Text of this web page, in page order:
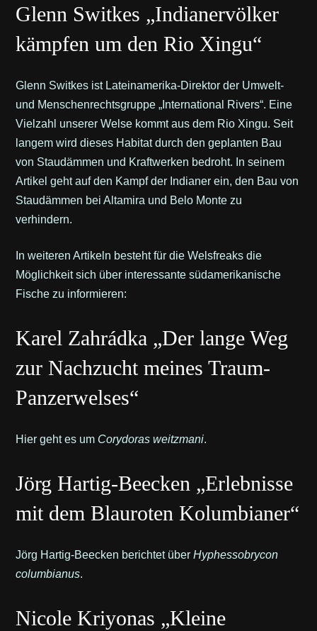
Glenn Switkes „Indianervölker
kämpfen um den Rio Xingu“
Glenn Switkes ist Lateinamerika-Direktor der Umwelt-
und Menschenrechtsgruppe „International Rivers“. Eine
Vielzahl unserer Welse kommt aus dem Rio Xingu. Seit
langem wird dieses Habitat durch den geplanten Bau
von Staudämmen und Kraftwerken bedroht. In seinem
Artikel geht auf den Kampf der Indianer ein, den Bau von
Staudämmen bei Altamira und Belo Monte zu
verhindern.
In weiteren Artikeln besteht für die Welsfreaks die
Möglichkeit sich über interessante südamerikanische
Fische zu informieren:
Karel Zahrádka „Der lange Weg
zur Nachzucht meines Traum-
Panzerwelses“
Hier geht es um Corydoras weitzmani.
Jörg Hartig-Beecken „Erlebnisse
mit dem Blauroten Kolumbianer“
Jörg Hartig-Beecken berichtet überHyphessobrycon
columbianus.
Nicole Kriyonas „Kleine